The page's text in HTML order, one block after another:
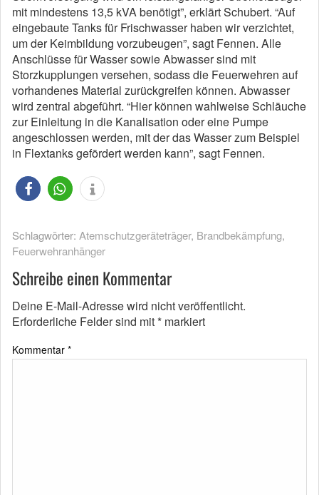
mit mindestens 13,5 kVA benötigt”, erklärt Schubert. “Auf
eingebaute Tanks für Frischwasser haben wir verzichtet,
um der Keimbildung vorzubeugen”, sagt Fennen. Alle
Anschlüsse für Wasser sowie Abwasser sind mit
Storzkupplungen versehen, sodass die Feuerwehren auf
vorhandenes Material zurückgreifen können. Abwasser
wird zentral abgeführt. “Hier können wahlweise Schläuche
zur Einleitung in die Kanalisation oder eine Pumpe
angeschlossen werden, mit der das Wasser zum Beispiel
in Flextanks gefördert werden kann”, sagt Fennen.
Schlagwörter: Atemschutzgeräteträger, Brandbekämpfung,
Feuerwehranhänger
Schreibe einen Kommentar
Deine E-Mail-Adresse wird nicht veröffentlicht.
Erforderliche Felder sind mit* markiert
Kommentar *